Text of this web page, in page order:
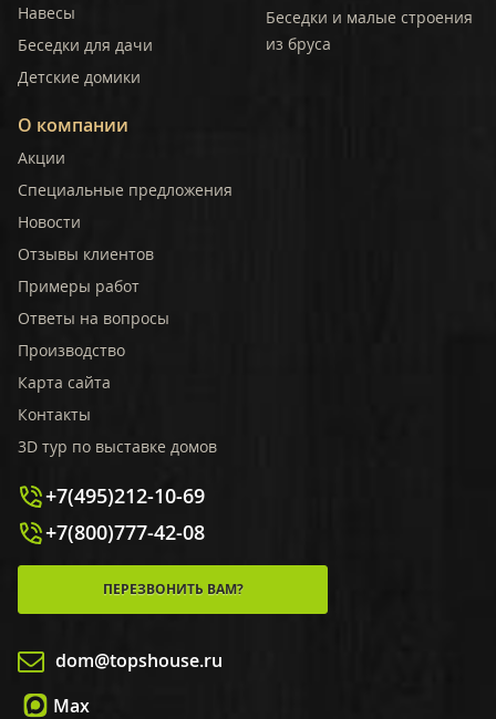
Навесы
Беседки для дачи
Детские домики
Беседки и малые строения
из бруса
О компании
Акции
Специальные предложения
Новости
Отзывы клиентов
Примеры работ
Ответы на вопросы
Производство
Карта сайта
Контакты
3D тур по выставке домов
+7(495)212-10-69
+7(800)777-42-08
ПЕРЕЗВОНИТЬ ВАМ?
dom@topshouse.ru
Max